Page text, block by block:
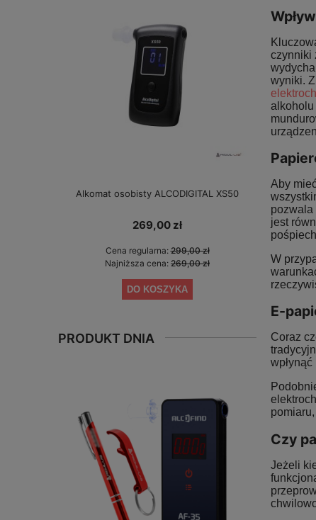
Alkomat osobisty ALCODIGITAL XS50
269,00 zł
Cena regularna:299,00 zł
Najniższa cena: 269,00 zł
DO KOSZYKA
Alkomat
PRODUKT DNIA
czynniki
wyniki.
alkoholu
Aby
pozwala
jest
W
E-
Coraz
Czy
Jeżeli